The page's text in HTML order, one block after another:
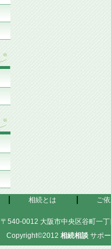
相続とは ご
〒540-0012 大阪市中央区谷町一
Copyright©2012 相続相談 サポ